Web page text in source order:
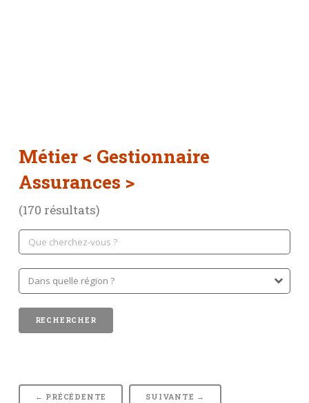
Métier < Gestionnaire
Assurances >
(170 résultats)
← PRÉCÉDENTE SUIVANTE →